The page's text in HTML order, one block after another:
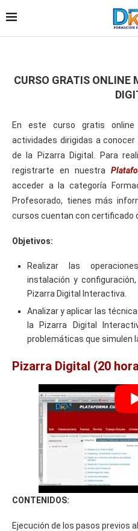
CURSO GRATIS ONLINE
En este curso gratis
actividades dirigidas a
de la Pizarra Digital. Para
registrarte en nuestra
acceder a la categoría
Profesorado, tienes más
cursos cuentan con certificado
Objetivos:
Realizar las
instalación y
Pizarra Digital Interactiva.
Analizar y aplicar las
la Pizarra Digital
problemáticas que simulen
Pizarra Digital (20
CONTENIDOS:
Ejecución de los pasos previos